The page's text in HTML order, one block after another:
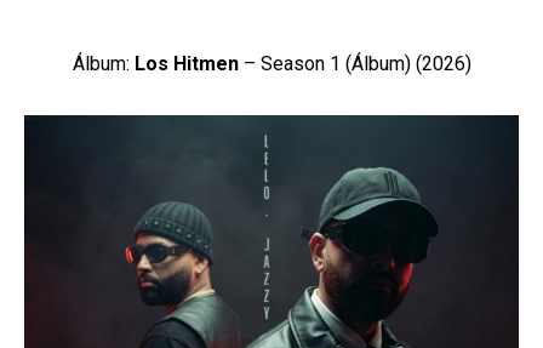
Álbum: Los Hitmen– Season 1 (Álbum) (2026)